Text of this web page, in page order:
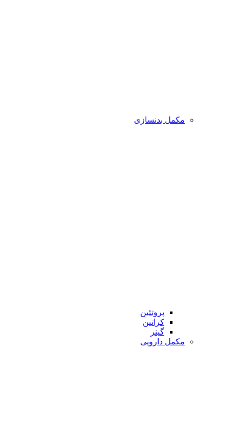
مکمل بدنسازی
پروتئین
کراتین
گینر
مکمل دارویی